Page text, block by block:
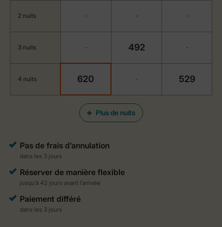
Plus de nuits
2 nuits - - -
3 nuits - 492 -
4 nuits 620 - 529